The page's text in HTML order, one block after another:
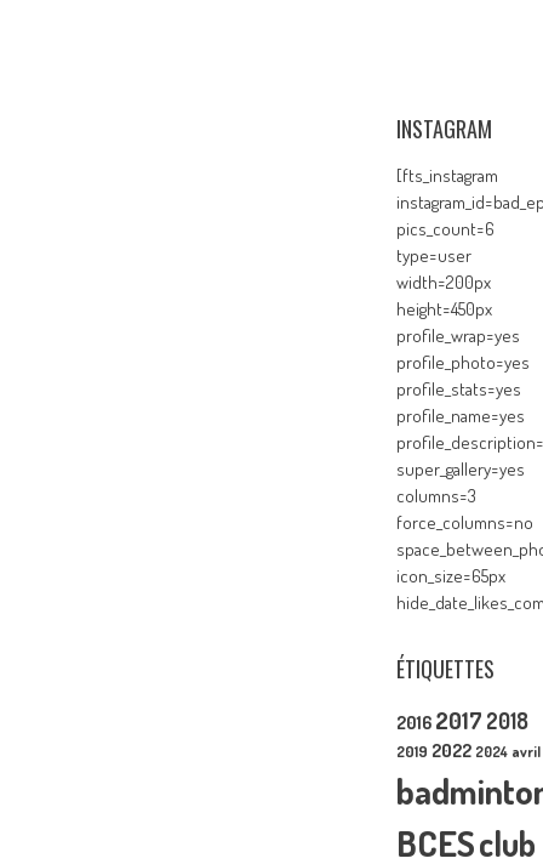
INSTAGRAM
[fts_instagram
pics_count=6
type=user
width=200px
height=450px
profile_wrap=yes
profile_photo=yes
profile_stats=yes
profile_name=yes
super_gallery=yes
columns=3
force_columns=no
icon_size=65px
ÉTIQUETTES
2016 2017 2018
2019 2022 2024 avril
BCESclub